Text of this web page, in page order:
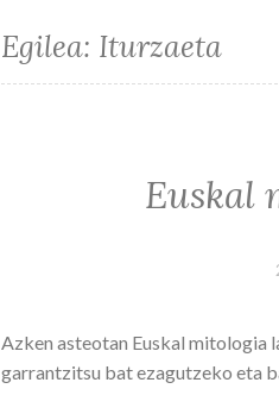
Egilea: Iturzaeta
Euskal
Azken asteotan Euskal mitologia
garrantzitsu bat ezagutzeko eta